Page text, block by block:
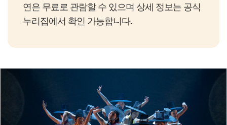
연은 무료로 관람할 수 있으며 상세 정보는 공식
누리집에서 확인 가능합니다.